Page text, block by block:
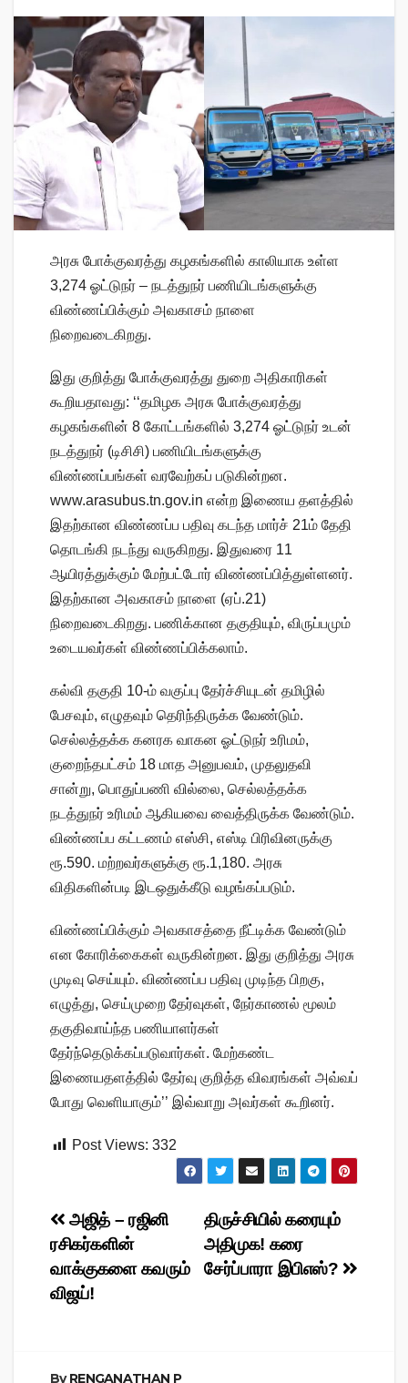
அரசு போக்குவரத்து கழகங்களில் காலியாக உள்ள
3,274 ஓட்டுநர் – நடத்துநர் பணியிடங்களுக்கு
விண்ணப்பிக்கும் அவகாசம் நாளை
நிறைவடைகிறது.
இது குறித்து போக்குவரத்து துறை அதிகாரிகள்
கூறியதாவது: ‘‘தமிழக அரசு போக்குவரத்து
கழகங்களின் 8 கோட்டங்களில் 3,274 ஓட்டுநர் உடன்
நடத்துநர் (டிசிசி) பணியிடங்களுக்கு
விண்ணப்பங்கள் வரவேற்கப் படுகின்றன.
www.arasubus.tn.gov.in என்ற இணைய தளத்தில்
இதற்கான விண்ணப்ப பதிவு கடந்த மார்ச் 21ம் தேதி
தொடங்கி நடந்து வருகிறது. இதுவரை 11
ஆயிரத்துக்கும் மேற்பட்டோர் விண்ணப்பித்துள்ளனர்.
இதற்கான அவகாசம் நாளை (ஏப்.21)
நிறைவடைகிறது. பணிக்கான தகுதியும், விருப்பமும்
உடையவர்கள் விண்ணப்பிக்கலாம்.
கல்வி தகுதி 10-ம் வகுப்பு தேர்ச்சியுடன் தமிழில்
பேசவும், எழுதவும் தெரிந்திருக்க வேண்டும்.
செல்லத்தக்க கனரக வாகன ஓட்டுநர் உரிமம்,
குறைந்தபட்சம் 18 மாத அனுபவம், முதலுதவி
சான்று, பொதுப்பணி வில்லை, செல்லத்தக்க
நடத்துநர் உரிமம் ஆகியவை வைத்திருக்க வேண்டும்.
விண்ணப்ப கட்டணம் எஸ்சி, எஸ்டி பிரிவினருக்கு
ரூ.590. மற்றவர்களுக்கு ரூ.1,180. அரசு
விதிகளின்படி இடஒதுக்கீடு வழங்கப்படும்.
விண்ணப்பிக்கும் அவகாசத்தை நீட்டிக்க வேண்டும்
என கோரிக்கைகள் வருகின்றன. இது குறித்து அரசு
முடிவு செய்யும். விண்ணப்ப பதிவு முடிந்த பிறகு,
எழுத்து, செய்முறை தேர்வுகள், நேர்காணல் மூலம்
தகுதிவாய்ந்த பணியாளர்கள்
தேர்ந்தெடுக்கப்படுவார்கள். மேற்கண்ட
இணையதளத்தில் தேர்வு குறித்த விவரங்கள் அவ்வப்
போது வெளியாகும்’’ இவ்வாறு அவர்கள் கூறினர்.
Post Views: 332
Post
navigation
திருச்சியில் கரையும்
அதிமுக! கரை
சேர்ப்பாரா இபிஎஸ்?
அஜித் – ரஜினி
ரசிகர்களின்
வாக்குகளை கவரும்
விஜய்!
ByRENGANATHAN P